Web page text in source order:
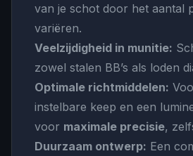
van je schot door het aantal
variëren.
Veelzijdigheid in munitie:
zowel stalen BB’s als loden
Optimale richtmiddelen:
instelbare keep en een
voor maximale precisie,
Duurzaam ontwerp: Een